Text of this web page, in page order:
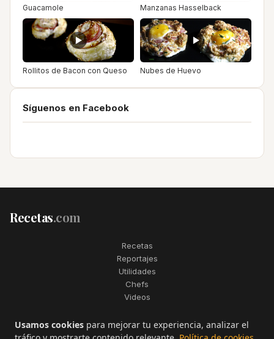
Guacamole Manzanas Hasselback
Rollitos de Bacon con Queso Nubes de Huevo
Síguenos en Facebook
Recetas.com
Recetas
Reportajes
Utilidades
Chefs
Videos
2006–2026. Todos los derechos reservados. Recetas.com es una
marca registrada de Telfo Networks S.L.
Usamos cookies para mejorar tu experiencia, analizar el